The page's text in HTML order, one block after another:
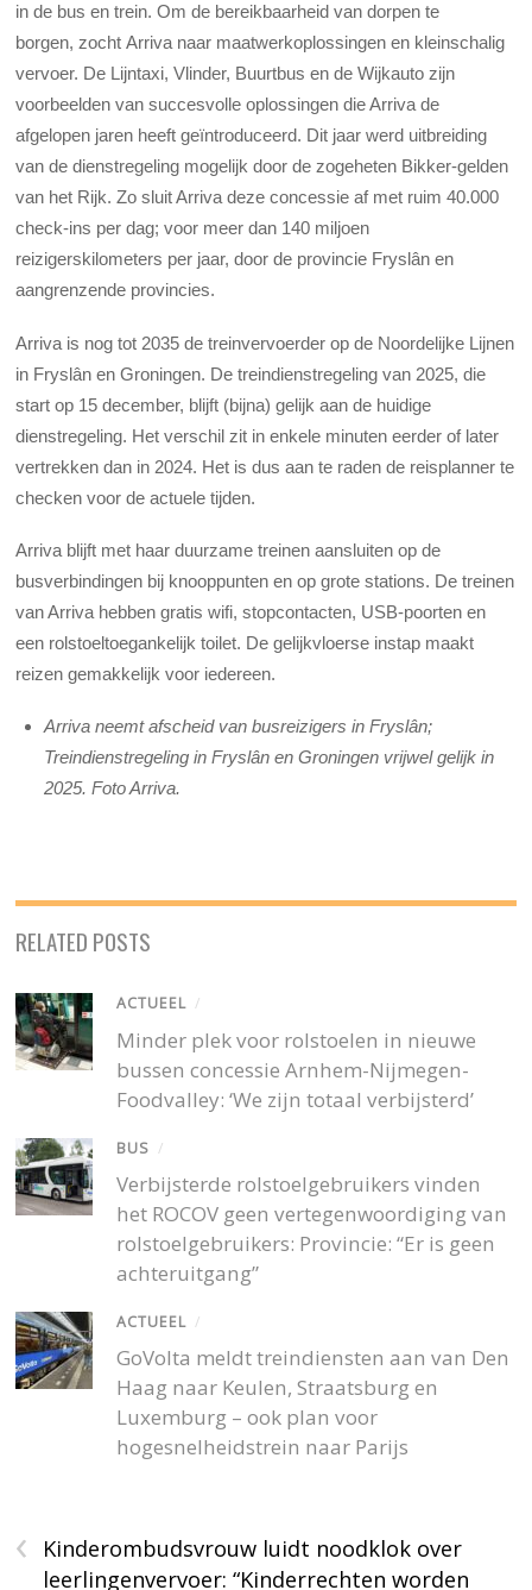
in de bus en trein. Om de bereikbaarheid van dorpen te
borgen, zocht Arriva naar maatwerkoplossingen en kleinschalig
vervoer. De Lijntaxi, Vlinder, Buurtbus en de Wijkauto zijn
voorbeelden van succesvolle oplossingen die Arriva de
afgelopen jaren heeft geïntroduceerd. Dit jaar werd uitbreiding
van de dienstregeling mogelijk door de zogeheten Bikker-gelden
van het Rijk. Zo sluit Arriva deze concessie af met ruim 40.000
check-ins per dag; voor meer dan 140 miljoen
reizigerskilometers per jaar, door de provincie Fryslân en
aangrenzende provincies.
Arriva is nog tot 2035 de treinvervoerder op de Noordelijke Lijnen
in Fryslân en Groningen. De treindienstregeling van 2025, die
start op 15 december, blijft (bijna) gelijk aan de huidige
dienstregeling. Het verschil zit in enkele minuten eerder of later
vertrekken dan in 2024. Het is dus aan te raden de reisplanner te
checken voor de actuele tijden.
Arriva blijft met haar duurzame treinen aansluiten op de
busverbindingen bij knooppunten en op grote stations. De treinen
van Arriva hebben gratis wifi, stopcontacten, USB-poorten en
een rolstoeltoegankelijk toilet. De gelijkvloerse instap maakt
reizen gemakkelijk voor iedereen.
Arriva neemt afscheid van busreizigers in Fryslân;
Treindienstregeling in Fryslân en Groningen vrijwel gelijk in
2025. Foto Arriva.
RELATED POSTS
ACTUEEL /
Minder plek voor rolstoelen in nieuwe
bussen concessie Arnhem-Nijmegen-
Foodvalley: ‘We zijn totaal verbijsterd’
BUS /
Verbijsterde rolstoelgebruikers vinden
het ROCOV geen vertegenwoordiging van
rolstoelgebruikers: Provincie: “Er is geen
achteruitgang”
ACTUEEL /
GoVolta meldt treindiensten aan van Den
Haag naar Keulen, Straatsburg en
Luxemburg – ook plan voor
hogesnelheidstrein naar Parijs
‹
Kinderombudsvrouw luidt noodklok over
leerlingenvervoer: “Kinderrechten worden